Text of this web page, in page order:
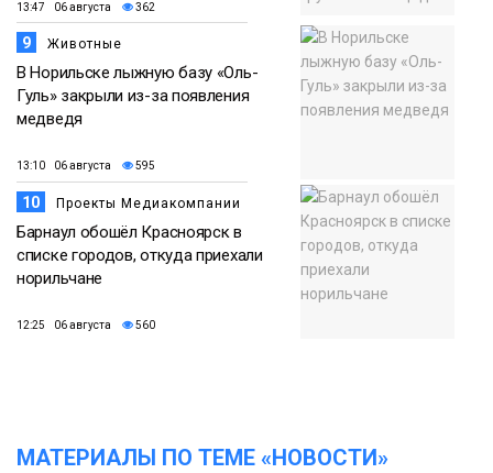
13:47 06 августа 362
9 Животные
В Норильске лыжную базу «Оль-
Гуль» закрыли из-за появления
медведя
13:10 06 августа 595
10 Проекты Медиакомпании
Барнаул обошёл Красноярск в
списке городов, откуда приехали
норильчане
12:25 06 августа 560
МАТЕРИАЛЫ ПО ТЕМЕ «НОВОСТИ»